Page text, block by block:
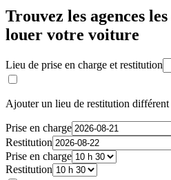
Trouvez les agences
louer votre voiture
Lieu de prise en charge et restitution
Ajouter un lieu de restitution différent
Prise en charge
Restitution
Prise en charge
Restitution